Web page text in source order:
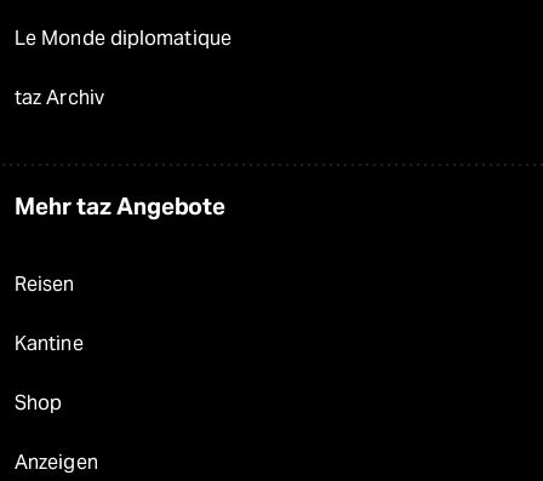
Le Monde diplomatique
taz Archiv
Mehr taz Angebote
Reisen
Kantine
Shop
Anzeigen